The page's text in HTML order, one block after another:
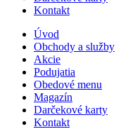
Kontakt
Úvod
Obchody a služby
Akcie
Podujatia
Obedové menu
Magazín
Darčekové karty
Kontakt